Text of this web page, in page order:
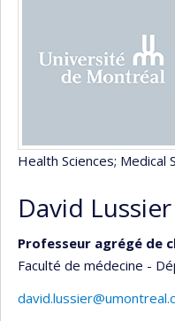
Health Sciences; Medical
David Lussier
Professeur agrégé de
Faculté de médecine -